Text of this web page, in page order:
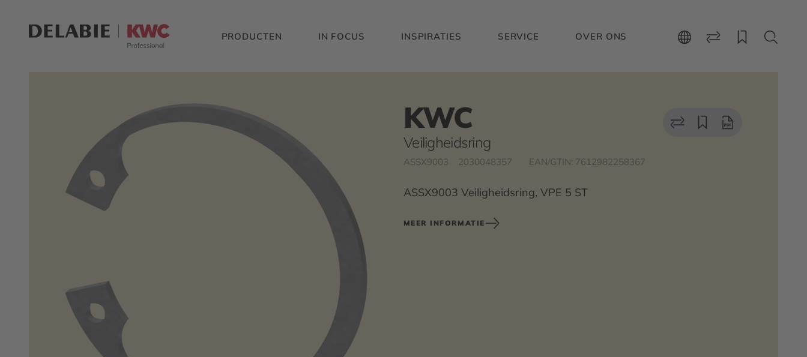
PRODUCTEN IN FOCUS INSPIRATIES SERVICE OVER ONS
KWC
Veiligheidsring
ASSX9003 2030048357 EAN/GTIN: 7612982258367
ASSX9003 Veiligheidsring, VPE 5 ST
MEER INFORMATIE